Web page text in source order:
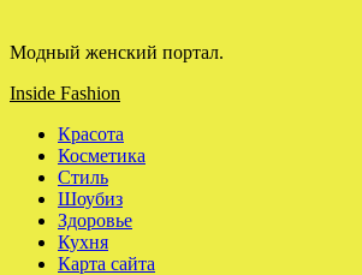
Модный женский портал.
Основное
Inside Fashion
Красота
Косметика
Стиль
Шоубиз
Здоровье
Кухня
Карта сайта